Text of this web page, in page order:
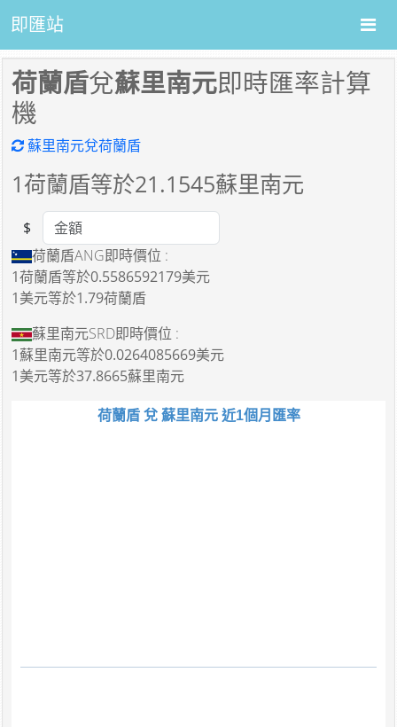
即匯站
荷蘭盾兌蘇里南元即時匯率計算
機
蘇里南元兌荷蘭盾
1荷蘭盾等於21.1545蘇里南元
Amount
$
荷蘭盾ANG即時價位 :
1荷蘭盾等於0.5586592179美元
1美元等於1.79荷蘭盾
蘇里南元SRD即時價位 :
1蘇里南元等於0.0264085669美元
1美元等於37.8665蘇里南元
荷蘭盾 兌 蘇里南元 近1個月匯率